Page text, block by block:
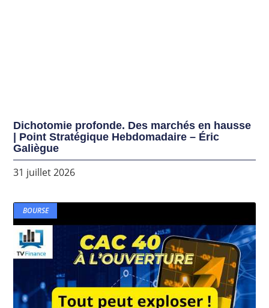
Dichotomie profonde. Des marchés en hausse
| Point Stratégique Hebdomadaire – Éric
Galiègue
31 juillet 2026
BOURSE